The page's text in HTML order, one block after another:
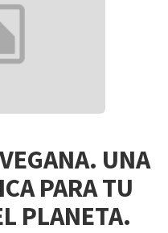
UNA
PARA TU
PLANETA.